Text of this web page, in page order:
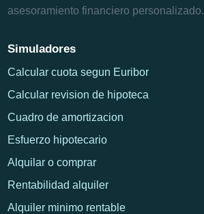
asesoramiento financiero personalizado.
Simuladores
Calcular cuota segun Euribor
Calcular revision de hipoteca
Cuadro de amortizacion
Esfuerzo hipotecario
Alquilar o comprar
Rentabilidad alquiler
Alquiler minimo rentable